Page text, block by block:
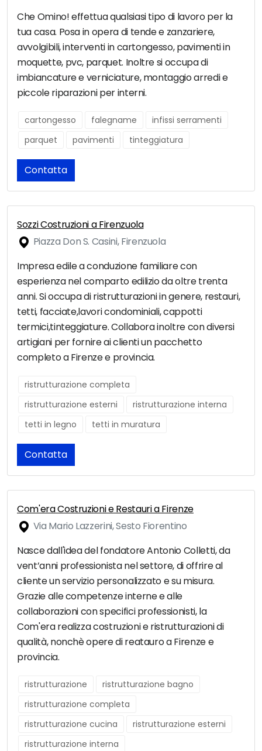
Che Omino! effettua qualsiasi tipo di lavoro per la
tua casa. Posa in opera di tende e zanzariere,
avvolgibili, interventi in cartongesso, pavimenti in
moquette, pvc, parquet. Inoltre si occupa di
imbiancature e verniciature, montaggio arredi e
piccole riparazioni per interni.
cartongesso falegname
infissi serramenti
parquet
pavimenti tinteggiatura
Contatta
Sozzi Costruzioni a Firenzuola
Piazza Don S. Casini, Firenzuola
Impresa edile a conduzione familiare con
esperienza nel comparto edilizio da oltre trenta
anni. Si occupa di ristrutturazioni in genere, restauri,
tetti, facciate,lavori condominiali, cappotti
termici,tinteggiature. Collabora inoltre con diversi
artigiani per fornire ai clienti un pacchetto
completo a Firenze e provincia.
ristrutturazione completa
ristrutturazione esterni
ristrutturazione interna
tetti in legno
tetti in muratura
Contatta
Com'era Costruzioni e Restauri a Firenze
Via Mario Lazzerini, Sesto Fiorentino
Nasce dall'idea del fondatore Antonio Colletti, da
vent’anni professionista nel settore, di offrire al
cliente un servizio personalizzato e su misura.
Grazie alle competenze interne e alle
collaborazioni con specifici professionisti, la
Com'era realizza costruzioni e ristrutturazioni di
qualità, nonchè opere di reatauro a Firenze e
provincia.
ristrutturazione
ristrutturazione bagno
ristrutturazione completa
ristrutturazione cucina
ristrutturazione esterni
ristrutturazione interna